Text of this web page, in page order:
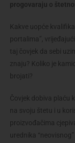
progovaraju o
Kakve uopće
portalima”,
taj čovjek da sebi
znaju? Koliko je
brojati?
Čovjek dobiva plaću
na svoju štetu i u
proizvođačima
urednika